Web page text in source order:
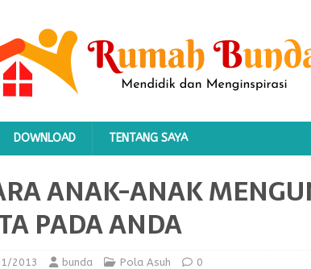
DOWNLOAD TENTANG SAYA
ANAK-ANAK
PADA ANDA
2013 bunda Pola Asuh 0